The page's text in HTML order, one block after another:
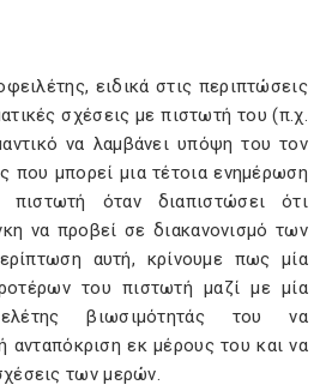
ειδικά στις περιπτώσεις
σχέσεις με πιστωτή του (π.χ.
να λαμβάνει υπόψη του τον
που μπορεί μια τέτοια ενημέρωση
όταν διαπιστώσει ότι
να προβεί σε διακανονισμό των
αυτή, κρίνουμε πως μία
του πιστωτή μαζί με μία
βιωσιμότητάς του να
ανταπόκριση εκ μέρους του και να
των μερών.